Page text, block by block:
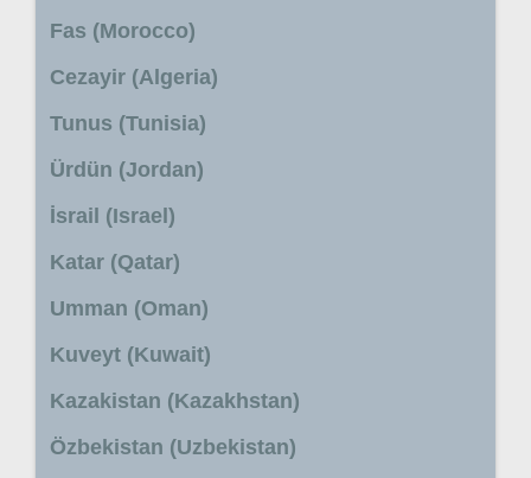
Fas (Morocco)
Cezayir (Algeria)
Tunus (Tunisia)
Ürdün (Jordan)
İsrail (Israel)
Katar (Qatar)
Umman (Oman)
Kuveyt (Kuwait)
Kazakistan (Kazakhstan)
Özbekistan (Uzbekistan)